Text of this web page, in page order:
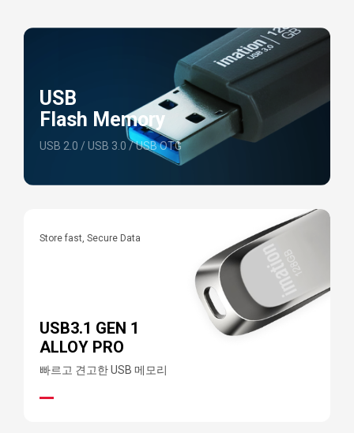
USB
Flash Memory
USB 2.0 / USB 3.0 / USB OTG
Store fast, Secure Data
USB3.1 GEN 1
ALLOY PRO
빠르고 견고한 USB 메모리